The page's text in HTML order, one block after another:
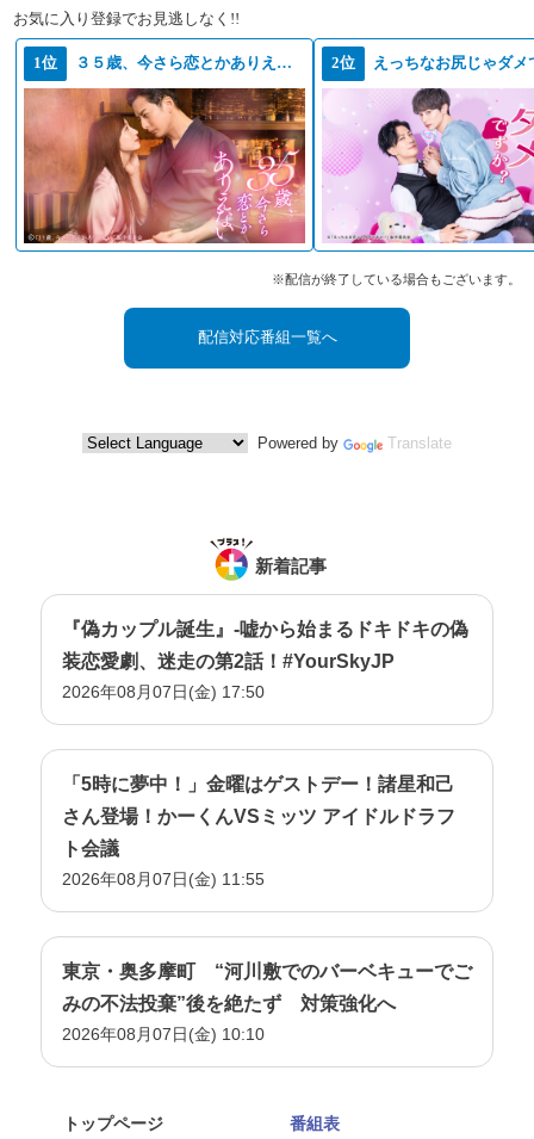
お気に入り登録でお見逃しなく!!
1位 ３５歳、今さら恋とかありえない 2位 えっちなお尻じゃダメ
※配信が終了している場合もございます。
配信対応番組一覧へ
Powered by Translate
新着記事
『偽カップル誕生』-嘘から始まるドキドキの偽
装恋愛劇、迷走の第2話！#YourSkyJP
2026年08月07日(金) 17:50
「5時に夢中！」金曜はゲストデー！諸星和己
さん登場！かーくんVSミッツ アイドルドラフ
ト会議
2026年08月07日(金) 11:55
東京・奥多摩町 “河川敷でのバーベキューでご
みの不法投棄”後を絶たず 対策強化へ
2026年08月07日(金) 10:10
トップページ 番組表